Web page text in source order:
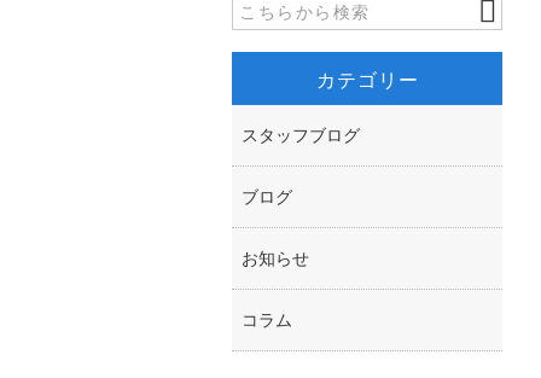
カテゴリー
スタッフブログ
ブログ
お知らせ
コラム